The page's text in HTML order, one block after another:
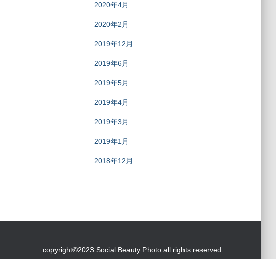
2020年4月
2020年2月
2019年12月
2019年6月
2019年5月
2019年4月
2019年3月
2019年1月
2018年12月
copyright©2023 Social Beauty Photo all rights reserved.